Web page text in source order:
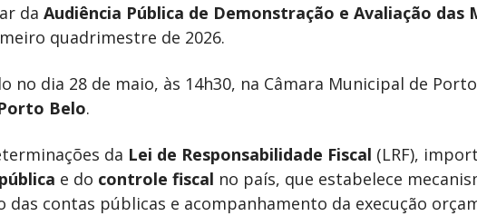
da Audiência Pública de Demonstração e Avaliação das
quadrimestre de 2026.
no dia 28 de maio, às 14h30, na Câmara Municipal de
Belo.
da Lei de Responsabilidade Fiscal (LRF),
e do controle fiscal no país, que estabelece
das contas públicas e acompanhamento da execução